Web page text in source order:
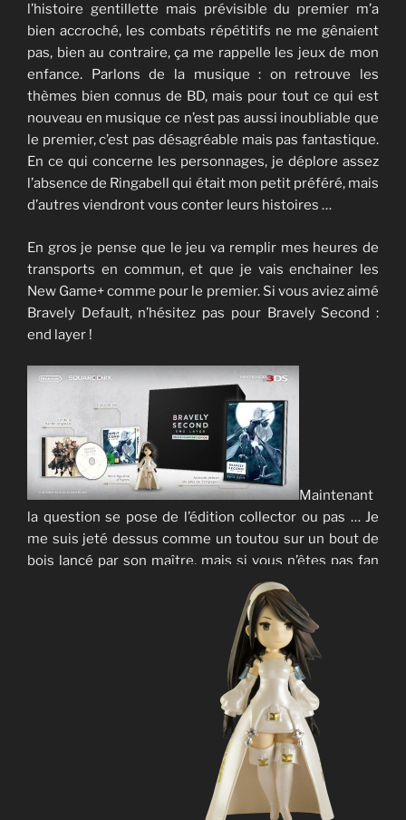
l’histoire gentillette mais prévisible du premier m’a
bien accroché, les combats répétitifs ne me gênaient
pas, bien au contraire, ça me rappelle les jeux de mon
enfance. Parlons de la musique : on retrouve les
thèmes bien connus de BD, mais pour tout ce qui est
nouveau en musique ce n’est pas aussi inoubliable que
le premier, c’est pas désagréable mais pas fantastique.
En ce qui concerne les personnages, je déplore assez
l’absence de Ringabell qui était mon petit préféré, mais
d’autres viendront vous conter leurs histoires …
En gros je pense que le jeu va remplir mes heures de
transports en commun, et que je vais enchainer les
New Game+ comme pour le premier. Si vous aviez aimé
Bravely Default, n’hésitez pas pour Bravely Second :
end layer !
Maintenant
la question se pose de l’édition collector ou pas … Je
me suis jeté dessus comme un toutou sur un bout de
bois lancé par son maître, mais si vous n’êtes pas fan